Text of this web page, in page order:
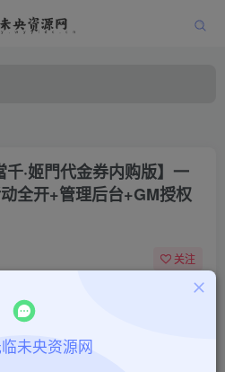
·姬門代金券内购版】一
全开+管理后台+GM授权
关注
未央资源网